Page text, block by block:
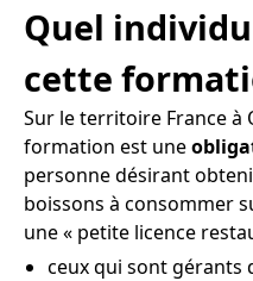
Quel
cette
Sur le territoire France à
formation est une
personne désirant
boissons à consommer
une « petite licence
ceux qui sont gérants